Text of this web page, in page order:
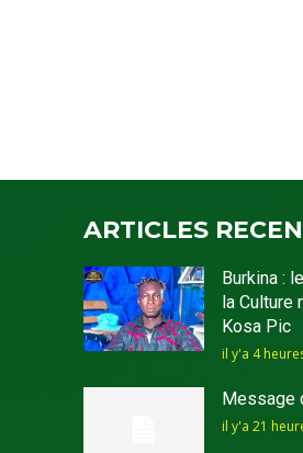
ARTICLES
Burkina :
la Culture
Kosa Pic
il y'a 4
Message
il y'a 21